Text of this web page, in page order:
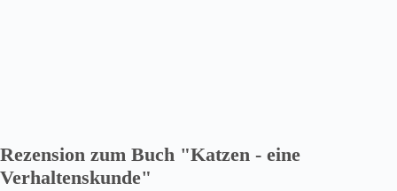
Rezension zum Buch "Katzen - eine
Verhaltenskunde"